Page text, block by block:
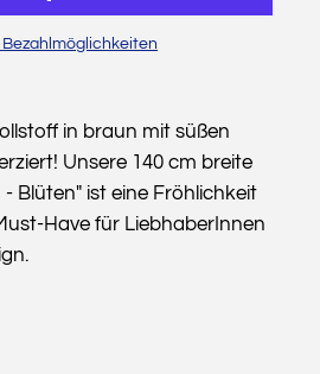
in braun mit süßen
Unsere 140 cm breite
Blüten" ist eine Fröhlichkeit
Have für LiebhaberInnen